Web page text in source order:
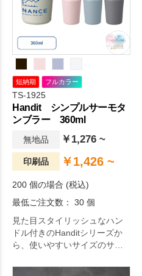
短納期 フルカラー
TS-1925
Handit シンプルサーモタ
ンブラー 360ml
無地品 ￥1,276 ~
印刷品 ￥1,426 ~
200 個の場合 (税込)
最低ご注文数： 30 個
見た目スタイリッシュなハン
ドル付きのHanditシリーズか
ら、使いやすいサイズのサー
た！